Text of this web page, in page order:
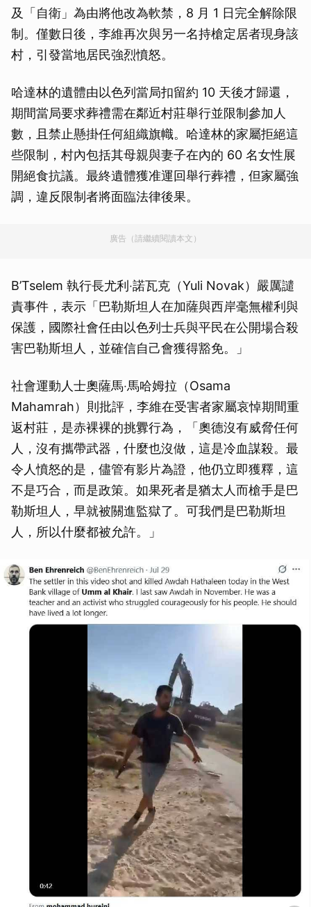
及「自衛」為由將他改為軟禁，8 月 1 日完全解除限
制。僅數日後，李維再次與另一名持槍定居者現身該
村，引發當地居民強烈憤怒。
哈達林的遺體由以色列當局扣留約 10 天後才歸還，
期間當局要求葬禮需在鄰近村莊舉行並限制參加人
數，且禁止懸掛任何組織旗幟。哈達林的家屬拒絕這
些限制，村內包括其母親與妻子在內的 60 名女性展
開絕食抗議。最終遺體獲准運回舉行葬禮，但家屬強
調，違反限制者將面臨法律後果。
廣告（請繼續閱讀本文）
B’Tselem 執行長尤利‧諾瓦克（Yuli Novak）嚴厲譴
責事件，表示「巴勒斯坦人在加薩與西岸毫無權利與
保護，國際社會任由以色列士兵與平民在公開場合殺
害巴勒斯坦人，並確信自己會獲得豁免。」
社會運動人士奧薩馬‧馬哈姆拉（Osama
Mahamrah）則批評，李維在受害者家屬哀悼期間重
返村莊，是赤裸裸的挑釁行為，「奧德沒有威脅任何
人，沒有攜帶武器，什麼也沒做，這是冷血謀殺。最
令人憤怒的是，儘管有影片為證，他仍立即獲釋，這
不是巧合，而是政策。如果死者是猶太人而槍手是巴
勒斯坦人，早就被關進監獄了。可我們是巴勒斯坦
人，所以什麼都被允許。」